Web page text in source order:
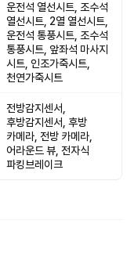
운전석 열선시트, 조수석
열선시트, 2열 열선시트,
운전석 통풍시트, 조수석
통풍시트, 앞좌석 마사지
시트, 인조가죽시트,
천연가죽시트
전방감지센서,
후방감지센서, 후방
카메라, 전방 카메라,
어라운드 뷰, 전자식
파킹브레이크